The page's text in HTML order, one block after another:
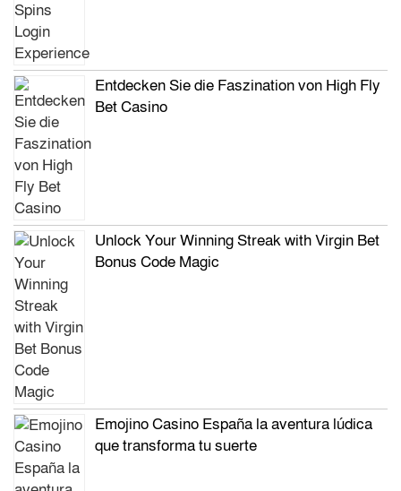
Entdecken Sie die Faszination von High Fly
Bet Casino
Unlock Your Winning Streak with Virgin Bet
Bonus Code Magic
Emojino Casino España la aventura lúdica
que transforma tu suerte